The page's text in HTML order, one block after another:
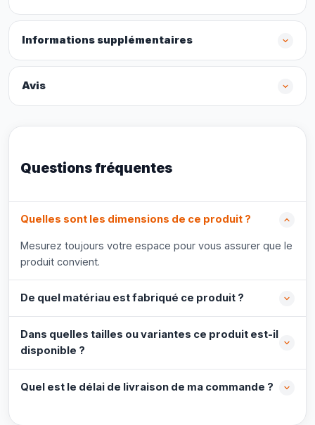
Informations supplémentaires
Avis
Questions fréquentes
Quelles sont les dimensions de ce produit ?
Mesurez toujours votre espace pour vous assurer que le
produit convient.
De quel matériau est fabriqué ce produit ?
Dans quelles tailles ou variantes ce produit est-il
disponible ?
Quel est le délai de livraison de ma commande ?